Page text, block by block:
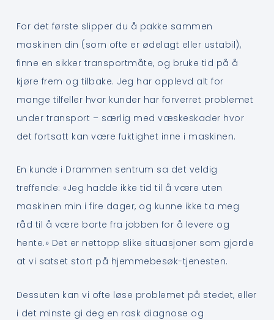
For det første slipper du å pakke sammen
maskinen din (som ofte er ødelagt eller ustabil),
finne en sikker transportmåte, og bruke tid på å
kjøre frem og tilbake. Jeg har opplevd alt for
mange tilfeller hvor kunder har forverret problemet
under transport – særlig med væskeskader hvor
det fortsatt kan være fuktighet inne i maskinen.
En kunde i Drammen sentrum sa det veldig
treffende: «Jeg hadde ikke tid til å være uten
maskinen min i fire dager, og kunne ikke ta meg
råd til å være borte fra jobben for å levere og
hente.» Det er nettopp slike situasjoner som gjorde
at vi satset stort på hjemmebesøk-tjenesten.
Dessuten kan vi ofte løse problemet på stedet, eller
i det minste gi deg en rask diagnose og